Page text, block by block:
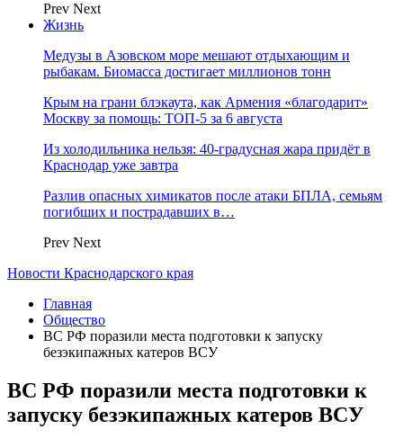
Prev Next
Жизнь
Медузы в Азовском море мешают отдыхающим и
рыбакам. Биомасса достигает миллионов тонн
Крым на грани блэкаута, как Армения «благодарит»
Москву за помощь: ТОП-5 за 6 августа
Из холодильника нельзя: 40-градусная жара придёт в
Краснодар уже завтра
Разлив опасных химикатов после атаки БПЛА, семьям
погибших и пострадавших в…
Prev Next
Новости Краснодарского края
Главная
Общество
ВС РФ поразили места подготовки к запуску
безэкипажных катеров ВСУ
ВС РФ поразили места подготовки к
запуску безэкипажных катеров ВСУ